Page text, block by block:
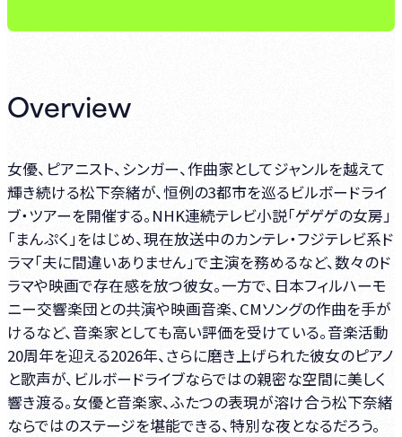
Overview
女優、ピアニスト、シンガー、作曲家としてジャンルを越えて
輝き続ける松下奈緒が、恒例の3都市を巡るビルボードライ
ブ・ツアーを開催する。NHK連続テレビ小説「ゲゲゲの女房」
「まんぷく」をはじめ、現在放送中のカンテレ・フジテレビ系ド
ラマ「夫に間違いありません」で主演を務めるなど、数々のド
ラマや映画で存在感を放つ彼女。一方で、日本フィルハーモ
ニー交響楽団との共演や映画音楽、CMソングの作曲を手が
けるなど、音楽家としても高い評価を受けている。音楽活動
20周年を迎える2026年、さらに磨き上げられた彼女のピアノ
と歌声が、ビルボードライブならではの親密な空間に美しく
響き渡る。女優と音楽家、ふたつの表現が溶け合う松下奈緒
ならではのステージを堪能できる、特別な夜となるだろう。